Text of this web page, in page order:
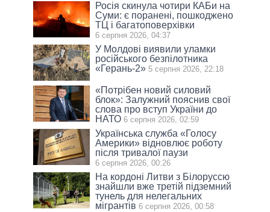
Росія скинула чотири КАБи на
Суми: є поранені, пошкоджено
ТЦ і багатоповерхівки
6 серпня 2026, 04:37
У Молдові виявили уламки
російського безпілотника
«Герань-2» 5 серпня 2026, 22:18
«Потрібен новий силовий
блок»: Залужний пояснив свої
слова про вступ України до
НАТО 6 серпня 2026, 02:59
Українська служба «Голосу
Америки» відновлює роботу
після тривалої паузи
6 серпня 2026, 00:26
На кордоні Литви з Білоруссю
знайшли вже третій підземний
тунель для нелегальних
мігрантів 6 серпня 2026, 00:58